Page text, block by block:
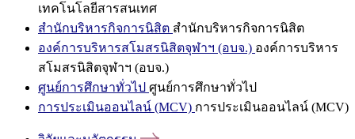
เทคโนโลยีสารสนเทศ
สำนักบริหารกิจการนิสิต สำนักบริหารกิจการนิสิต
องค์การบริหารสโมสรนิสิตจุฬาฯ (อบจ.) องค์การบริหาร
สโมสรนิสิตจุฬาฯ (อบจ.)
ศูนย์การศึกษาทั่วไป ศูนย์การศึกษาทั่วไป
การประเมินออนไลน์ (MCV) การประเมินออนไลน์ (MCV)